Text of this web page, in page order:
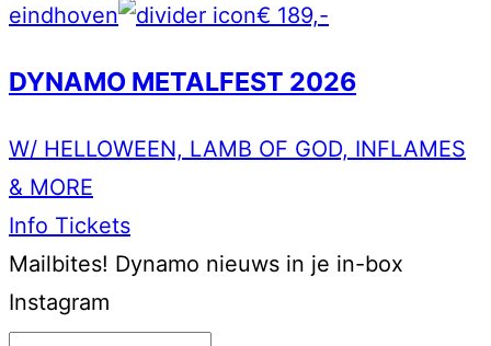
eindhoven
€ 189,-
DYNAMO METALFEST 2026
W/ HELLOWEEN, LAMB OF GOD, INFLAMES
& MORE
Info Tickets
Mailbites! Dynamo nieuws in je in-box
Instagram